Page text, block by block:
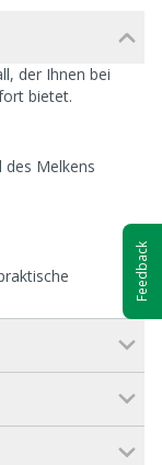
der Ihnen bei
bietet.
des Melkens
Feedback